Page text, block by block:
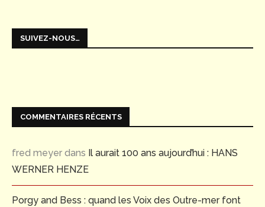
SUIVEZ-NOUS…
COMMENTAIRES RÉCENTS
fred meyer dans Il aurait 100 ans aujourd’hui : HANS
WERNER HENZE
Porgy and Bess : quand les Voix des Outre-mer font